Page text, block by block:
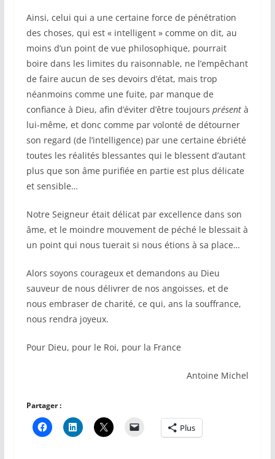
Ainsi, celui qui a une certaine force de pénétration
des choses, qui est « intelligent » comme on dit, au
moins d’un point de vue philosophique, pourrait
boire dans les limites du raisonnable, ne l’empêchant
de faire aucun de ses devoirs d’état, mais trop
néanmoins comme une fuite, par manque de
confiance à Dieu, afin d’éviter d’être toujours présentà
lui-même, et donc comme par volonté de détourner
son regard (de l’intelligence) par une certaine ébriété
toutes les réalités blessantes qui le blessent d’autant
plus que son âme purifiée en partie est plus délicate
et sensible…
Notre Seigneur était délicat par excellence dans son
âme, et le moindre mouvement de péché le blessait à
un point qui nous tuerait si nous étions à sa place…
Alors soyons courageux et demandons au Dieu
sauveur de nous délivrer de nos angoisses, et de
nous embraser de charité, ce qui, ans la souffrance,
nous rendra joyeux.
Pour Dieu, pour le Roi, pour la France
Antoine Michel
Partager :
Plus